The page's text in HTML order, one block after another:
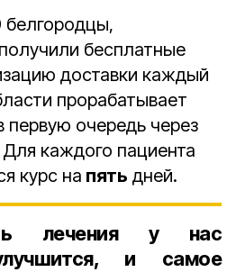
белгородцы,
бесплатные
доставки каждый
прорабатывает
первую очередь через
каждого пациента
курс на пять дней.
лечения у нас
и самое